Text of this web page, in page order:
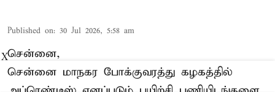
Published on: 30 Jul 2026, 5:58 am
சென்னை,
சென்னை மாநகர போக்குவரத்து கழகத்தில்
X